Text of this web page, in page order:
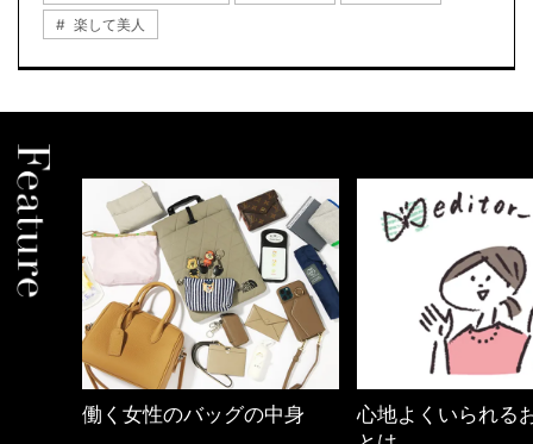
楽して美人
働く女性のバッグの中身
心地よくいられる